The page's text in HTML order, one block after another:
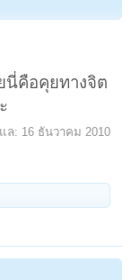
นี่คือคุยทางจิต
ล: 16 ธันวาคม 2010